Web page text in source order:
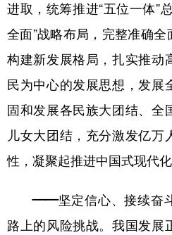
进取，统筹推进“五位一体”
全面”战略布局，完整准确
构建新发展格局，扎实推动
民为中心的发展思想，发展
固和发展各民族大团结、全
儿女大团结，充分激发亿万
性，凝聚起推进中国式现代化
——坚定信心、接续奋
路上的风险挑战。我国发展